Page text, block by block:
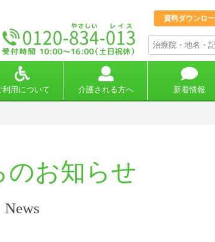
資料ダウンロ
利用について 介護される方へ 新着情報
のお知らせ
News